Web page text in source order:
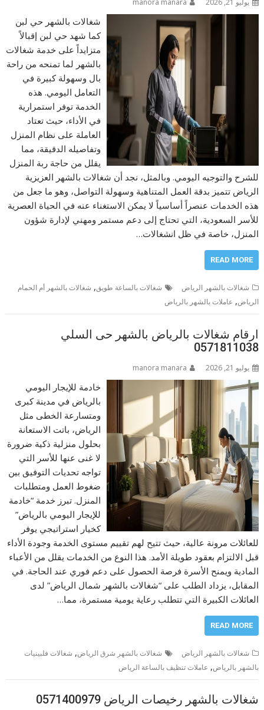
يوليو 21, 2026 manora manara
شغالات بالشهر حي لبن
كما شهد حي لبن إقبالاً
متزايداً على خدمة شغالات
بالشهر لما تمنحه من راحة
بال وسهولة كبيرة في
التعامل اليومي. هذه
الخدمة توفر استمرارية
في الأداء، حيث تعتاد
العاملة على نظام المنزل
وتفاصيله الدقيقة، مما
يقلل من حاجة ربة المنزل
للشرح والتوجيه اليومي. وبالمثل، نجد أن شغالات بالشهر العزيزية
الرياض تتميز بدقة العمل المتناهية وسهولة التواصل، وهو ما جعل من
هذه الخدمات عنصراً أساسياً لا يمكن الاستغناء عنه في الحياة العصرية
للأسر السعودية، التي تحتاج إلى دعم مستمر ومهني لإدارة شؤون
المنزل، خاصة في ظل انشغالات…
READ MORE
شغالات بالشهر الرياض شغالات بالساعة طويق, شغالات بالشهر أم الحمام
الرياض, عاملات بالشهر بالرياض
ارقام شغالات بالرياض بالشهر حى السلي
0571811038
يوليو 21, 2026 manora manara
خادمة للإيجار اليومي
بالرياض في مدينة كبرى
ومتسارعة الخطى مثل
الرياض، باتت الاستعانة
بحلول منزلية ذكية ضرورة
لا غنى عنها للأسر التي
تواجه تحديات التوفيق بين
ضغوط العمل ومتطلبات
المنزل. تبرز خدمة “خادمة
للإيجار اليومي بالرياض”
كخيار استراتيجي يوفر
للعائلات مرونة عالية، حيث تتيح لهم تقييم مستوى الخدمة وجودة الأداء
قبل الالتزام بعقود طويلة الأمد. هذا النوع من الخدمات يقلل من الأعباء
المادية ويمنح الأسرة فرصة الحصول على دعم فوري عند الحاجة. في
المقابل، يزداد الطلب على “شغالات بالشهر شمال الرياض” لدى
العائلات الكبيرة التي تتطلب رعاية يومية مستمرة، مما…
READ MORE
شغالات بالشهر الرياض شغالات بالشهر شرق الرياض, شغالات فلبينيات
بالشهر بالرياض, عاملات تنظيف بالساعة الرياض
شغالات بالشهر رخيصات الرياض 0571400979